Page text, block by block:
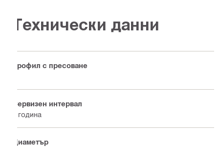
Технически данни
Профил с пресоване
Сервизен интервал
1 година
Диаметър